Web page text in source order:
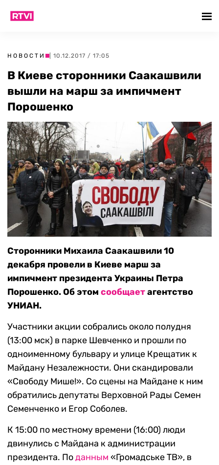
НОВОСТИ | 10.12.2017 / 17:05
В Киеве сторонники Саакашвили
вышли на марш за импичмент
Порошенко
Сторонники Михаила Саакашвили 10
декабря провели в Киеве марш за
импичмент президента Украины Петра
Порошенко. Об этом сообщаетагентство
УНИАН.
Участники акции собрались около полудня
(13:00 мск) в парке Шевченко и прошли по
одноименному бульвару и улице Крещатик к
Майдану Незалежности. Они скандировали
«Свободу Мише!». Со сцены на Майдане к ним
обратились депутаты Верховной Рады Семен
Семенченко и Егор Соболев.
К 15:00 по местному времени (16:00) люди
двинулись с Майдана к администрации
президента. Поданным «Громадське ТВ», в